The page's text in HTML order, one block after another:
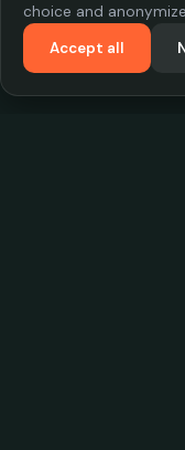
choice and
Accept all